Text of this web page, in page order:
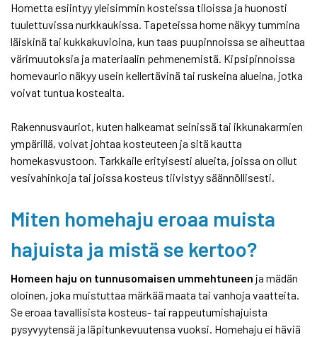
Hometta esiintyy yleisimmin kosteissa tiloissa ja huonosti
tuulettuvissa nurkkaukissa. Tapeteissa home näkyy tummina
läiskinä tai kukkakuvioina, kun taas puupinnoissa se aiheuttaa
värimuutoksia ja materiaalin pehmenemistä. Kipsipinnoissa
homevaurio näkyy usein kellertävinä tai ruskeina alueina, jotka
voivat tuntua kostealta.
Rakennusvauriot, kuten halkeamat seinissä tai ikkunakarmien
ympärillä, voivat johtaa kosteuteen ja sitä kautta
homekasvustoon. Tarkkaile erityisesti alueita, joissa on ollut
vesivahinkoja tai joissa kosteus tiivistyy säännöllisesti.
Miten homehaju eroaa muista
hajuista ja mistä se kertoo?
Homeen haju on tunnusomaisen ummehtuneen ja mädän
oloinen, joka muistuttaa märkää maata tai vanhoja vaatteita.
Se eroaa tavallisista kosteus- tai rappeutumishajuista
pysyvyytensä ja läpitunkevuutensa vuoksi. Homehaju ei häviä